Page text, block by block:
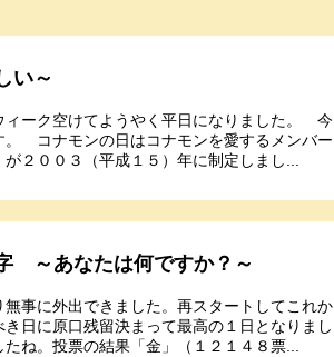
い～
ーク空けてようやく平日になりました。 今
。 コナモンの日はコナモンを愛するメンバー
２００３（平成１５）年に制定しまし...
～あなたは何ですか？～
事に外出できました。再スタートしてこれか
日に原口残留決まって最高の１日となりまし
ね。投票の結果「金」（１２１４８票...